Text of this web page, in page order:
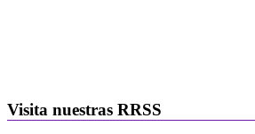
Visita nuestras RRSS